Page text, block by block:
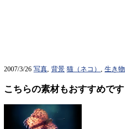
2007/3/26 写真 背景 猫（ネコ） 生き物
こちらの素材もおすすめです